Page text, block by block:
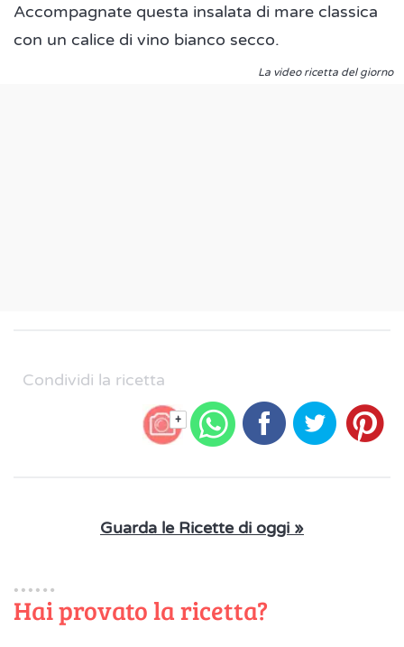
Accompagnate questa insalata di mare classica
con un calice di vino bianco secco.
La video ricetta del giorno
Condividi la ricetta
+
Guarda le Ricette di oggi »
Hai provato la ricetta?